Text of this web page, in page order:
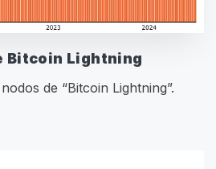
Bitcoin Lightning
de “Bitcoin Lightning”.